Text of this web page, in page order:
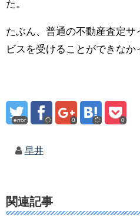
た。
たぶん、普通の不動産査定
ビスを受けることができなか
error 0 0
早井
関連記事